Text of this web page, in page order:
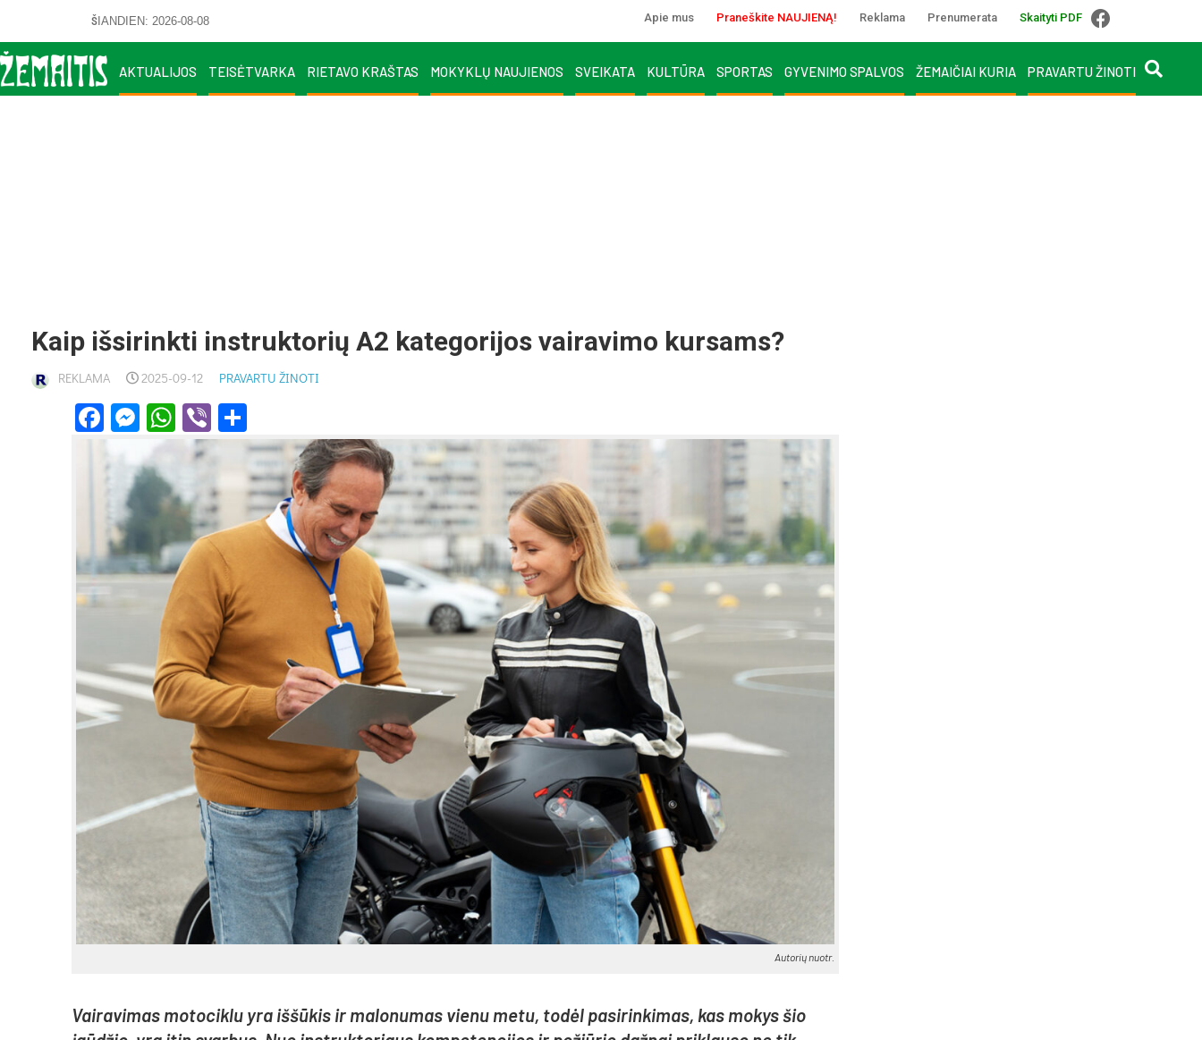
ŠIANDIEN: 2026-08-08 Apie mus Praneškite NAUJIENĄ! Reklama Prenumerata Skaityti PDF
AKTUALIJOS TEISĖTVARKA RIETAVO KRAŠTAS MOKYKLŲ NAUJIENOS SVEIKATA KULTŪRA SPORTAS GYVENIMO SPALVOS ŽEMAIČIAI KURIA PRAVARTU ŽINOTI
Kaip išsirinkti instruktorių A2 kategorijos vairavimo kursams?
REKLAMA 2025-09-12 PRAVARTU ŽINOTI
Facebook
Messenger
WhatsApp
Viber
Autorių nuotr.
Vairavimas motociklu yra iššūkis ir malonumas vienu metu, todėl pasirinkimas, kas mokys šio